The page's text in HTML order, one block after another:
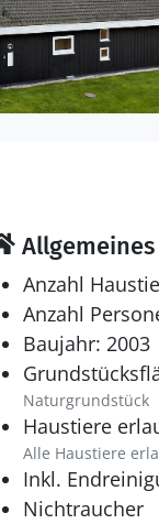
Allgemeines
Anzahl
Anzahl
Baujahr: 2003
Naturgrundstück
Haustiere
Alle Haustiere
Inkl.
Nichtraucher